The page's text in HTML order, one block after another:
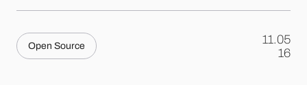
Open Source
11.05
.16